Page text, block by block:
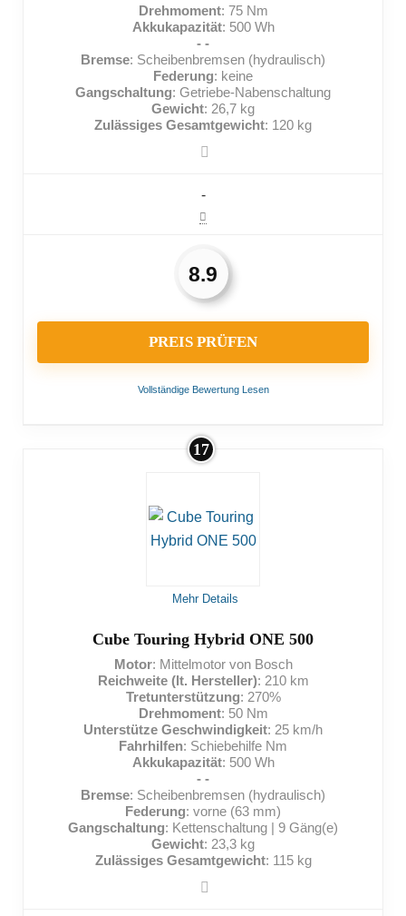
Drehmoment: 75 Nm
Akkukapazität: 500 Wh
- -
Bremse: Scheibenbremsen (hydraulisch)
Federung: keine
Gangschaltung: Getriebe-Nabenschaltung
Gewicht: 26,7 kg
Zulässiges Gesamtgewicht: 120 kg
-
8.9
PREIS PRÜFEN
Vollständige Bewertung Lesen
NACHTEILE:
Mittelmäßige Reichweite
Hohes Eigengewicht
Nicht für sehr schwere Menschen geeignet
17
Mehr Details
Cube Touring Hybrid ONE 500
Motor: Mittelmotor von Bosch
Reichweite (lt. Hersteller): 210 km
Tretunterstützung: 270%
Drehmoment: 50 Nm
Unterstütze Geschwindigkeit: 25 km/h
Fahrhilfen: Schiebehilfe Nm
Akkukapazität: 500 Wh
- -
Bremse: Scheibenbremsen (hydraulisch)
Federung: vorne (63 mm)
Gangschaltung: Kettenschaltung | 9 Gäng(e)
Gewicht: 23,3 kg
Zulässiges Gesamtgewicht: 115 kg